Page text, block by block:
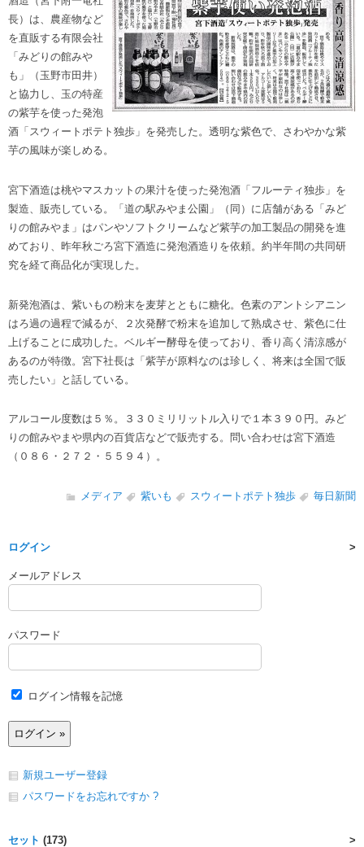
長）は、農産物など
を直販する有限会社
「みどりの館みや
も」（玉野市田井）
と協力し、玉の特産
の紫芋を使った発泡
酒「スウィートポテト独歩」を発売した。透明な紫色で、さわやかな紫
芋の風味が楽しめる。
宮下酒造は桃やマスカットの果汁を使った発泡酒「フルーティ独歩」を
製造、販売している。「道の駅みやま公園」（同）に店舗がある「みど
りの館みやま」はパンやソフトクリームなど紫芋の加工製品の開発を進
めており、昨年秋ごろ宮下酒造に発泡酒造りを依頼。約半年間の共同研
究を経て商品化が実現した。
新発泡酒は、紫いもの粉末を麦芽とともに糖化。色素のアントシアニン
はろ過の過程で減るが、２次発酵で粉末を追加して熟成させ、紫色に仕
上げることに成功した。ベルギー酵母を使っており、香り高く清涼感が
あるのが特徴。宮下社長は「紫芋が原料なのは珍しく、将来は全国で販
売したい」と話している。
アルコール度数は５％。３３０ミリリットル入りで１本３９０円。みど
りの館みやまや県内の百貨店などで販売する。問い合わせは宮下酒造
（０８６・２７２・５５９４）。
メディア 紫いも スウィートポテト独歩 毎日新聞
ログイン
メールアドレス
パスワード
ログイン情報を記憶
新規ユーザー登録
パスワードをお忘れですか ?
セット (173)